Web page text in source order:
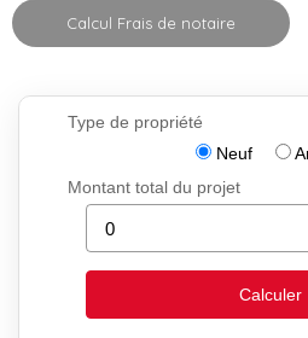
Calcul Frais de notaire